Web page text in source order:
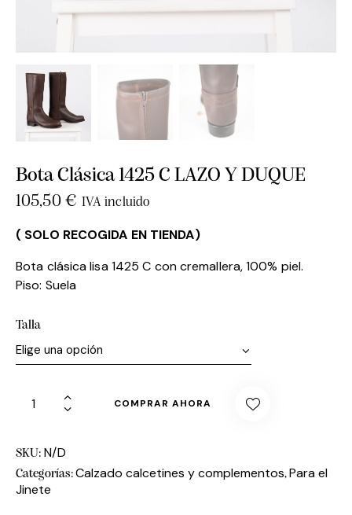
Bota Clásica 1425 C LAZO Y DUQUE
105,50 € IVA incluido
( SOLO RECOGIDA EN TIENDA)
Bota clásica lisa 1425 C con cremallera, 100% piel.
Piso: Suela
Talla
COMPRAR AHORA
SKU: N/D
Categorías:Calzado calcetines y complementos, Para el
Jinete